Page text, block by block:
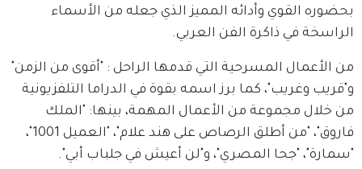
بحضوره القوي وأدائه المميز الذي جعله من الأسماء
الراسخة في ذاكرة الفن العربي.
من الأعمال المسرحية التي قدمها الراحل : "أقوى من الزمن"
و"قريب وغريب"، كما برز اسمه بقوة في الدراما التلفزيونية
من خلال مجموعة من الأعمال المهمة، بينها: "الملك
فاروق"، "من أطلق الرصاص على هند علام"، "العميل 1001"،
"سمارة"، "جحا المصري"، و"لن أعيش في جلباب أبي".